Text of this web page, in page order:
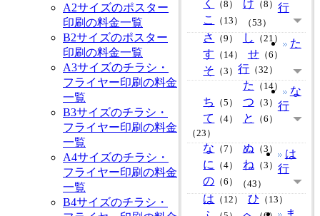
く （8） け （8）
こ （13）
行
（53）
さ （9） し （21）
す （14） せ（6）
そ （3）
た
行 （32）
た （14）
ち （5） つ （3）
て （4） と （6）
な
行
（23）
な （7） ぬ （3）
に （4） ね（3）
の （6）
は
行
（43）
は （12） ひ （13）
ま
A2サイズのポスター
印刷の料金一覧
B2サイズのポスター
印刷の料金一覧
A3サイズのチラシ・
フライヤー印刷の料金
一覧
B3サイズのチラシ・
フライヤー印刷の料金
一覧
A4サイズのチラシ・
フライヤー印刷の料金
一覧
B4サイズのチラシ・